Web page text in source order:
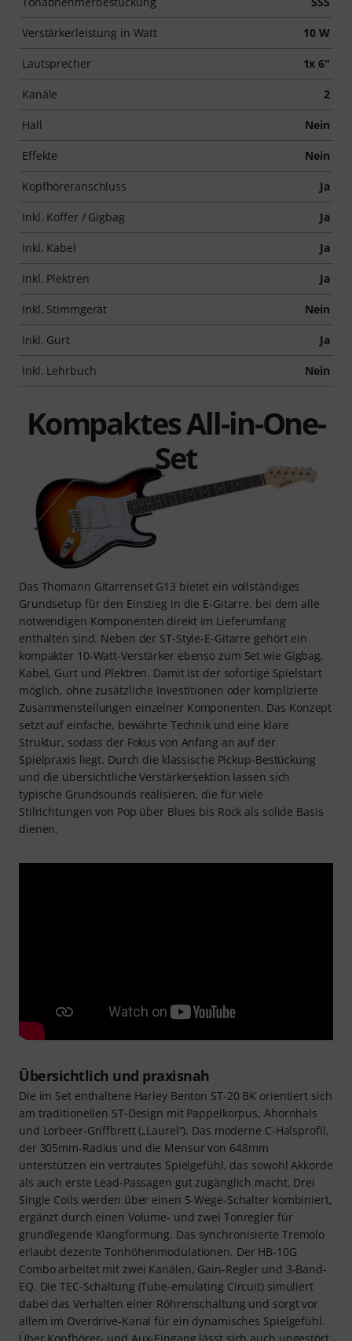
Verstärkerleistung in Watt 10 W
Lautsprecher 1x 6"
Kanäle 2
Hall Nein
Effekte Nein
Kopfhöreranschluss Ja
Inkl. Koffer / Gigbag Ja
Inkl. Kabel Ja
Inkl. Plektren Ja
Inkl. Stimmgerät Nein
Inkl. Gurt Ja
Inkl. Lehrbuch Nein
Kompaktes All-in-One-
Set
Das Thomann Gitarrenset G13 bietet ein vollständiges
Grundsetup für den Einstieg in die E-Gitarre, bei dem alle
notwendigen Komponenten direkt im Lieferumfang
enthalten sind. Neben der ST-Style-E-Gitarre gehört ein
kompakter 10-Watt-Verstärker ebenso zum Set wie Gigbag,
Kabel, Gurt und Plektren. Damit ist der sofortige Spielstart
möglich, ohne zusätzliche Investitionen oder komplizierte
Zusammenstellungen einzelner Komponenten. Das Konzept
setzt auf einfache, bewährte Technik und eine klare
Struktur, sodass der Fokus von Anfang an auf der
Spielpraxis liegt. Durch die klassische Pickup-Bestückung
und die übersichtliche Verstärkersektion lassen sich
typische Grundsounds realisieren, die für viele
Stilrichtungen von Pop über Blues bis Rock als solide Basis
dienen.
Übersichtlich und praxisnah
Die im Set enthaltene Harley Benton ST-20 BK orientiert sich
am traditionellen ST-Design mit Pappelkorpus, Ahornhals
und Lorbeer-Griffbrett („Laurel“). Das moderne C-Halsprofil,
der 305mm-Radius und die Mensur von 648mm
unterstützen ein vertrautes Spielgefühl, das sowohl Akkorde
als auch erste Lead-Passagen gut zugänglich macht. Drei
Single Coils werden über einen 5-Wege-Schalter kombiniert,
ergänzt durch einen Volume- und zwei Tonregler für
grundlegende Klangformung. Das synchronisierte Tremolo
erlaubt dezente Tonhöhenmodulationen. Der HB-10G
Combo arbeitet mit zwei Kanälen, Gain-Regler und 3-Band-
EQ. Die TEC-Schaltung (Tube-emulating Circuit) simuliert
dabei das Verhalten einer Röhrenschaltung und sorgt vor
allem im Overdrive-Kanal für ein dynamisches Spielgefühl.